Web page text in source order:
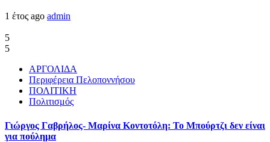
1 έτος ago admin
5
5
ΑΡΓΟΛΙΔΑ
Περιφέρεια Πελοποννήσου
ΠΟΛΙΤΙΚΗ
Πολιτισμός
Γιώργος Γαβρήλος- Μαρίνα Κοντοτόλη: Το Μπούρτζι δεν είναι
για πούλημα